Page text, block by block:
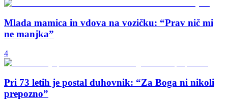
Mlada mamica in vdova na vozičku: “Prav nič mi
ne manjka”
4
Pri 73 letih je postal duhovnik: “Za Boga ni nikoli
prepozno”